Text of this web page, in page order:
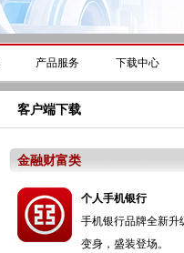
产品服务 下载中心
客户端下载
金融财富类
个人手机银行
手机银行品牌全新升
变身，盛装登场。